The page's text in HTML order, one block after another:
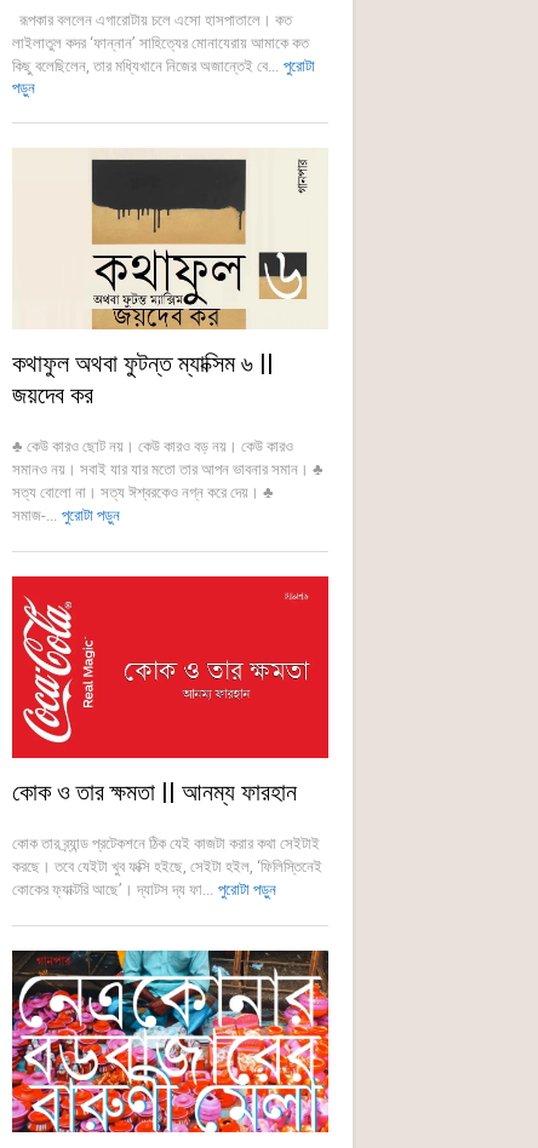
রূপকার বললেন এগারোটায় চলে এসো হাসপাতালে। কত
লাইলাতুল কদর ‘ফান্নান’ সাহিত্যের মোনাযেরায় আমাকে কত
কিছু বলেছিলেন, তার মধ্যিখানে নিজের অজান্তেই বে... পুরোটা
পড়ুন
কথাফুল অথবা ফুটন্ত ম্যাক্সিম ৬ ||
জয়দেব কর
♣ কেউ কারও ছোট নয়। কেউ কারও বড় নয়। কেউ কারও
সমানও নয়। সবাই যার যার মতো তার আপন ভাবনার সমান। ♣
সত্য বোলো না। সত্য ঈশ্বরকেও নগ্ন করে দেয়। ♣
সমাজ-... পুরোটা পড়ুন
কোক ও তার ক্ষমতা || আনম্য ফারহান
কোক তার ব্র্যান্ড প্রটেকশনে ঠিক যেই কাজটা করার কথা সেইটাই
করছে। তবে যেইটা খুব ফক্সি হইছে, সেইটা হইল, ‘ফিলিস্তিনেই
কোকের ফ্যাক্টরি আছে’। দ্যাটস দ্য ফা... পুরোটা পড়ুন